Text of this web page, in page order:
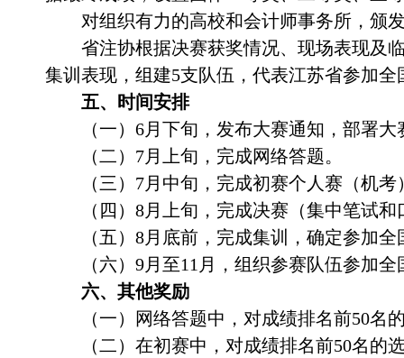
对组织有力的高校和会计师事务所，颁
省注协根据决赛获奖情况、现场表现及
集训表现， 组建5支队伍，代表江苏省参加全
五、时间安排
（一） 6月下旬，发布大赛通知，部署
（二） 7月上旬，完成网络答题。
（三） 7月中旬，完成初赛个人赛（机考
（四） 8月上旬，完成决赛（集中笔试和
（五） 8月底前，完成集训，确定参加全
（六） 9月至11 月，组织参赛队伍参加
六、其他奖励
（一）网络答题中，对成绩排名前50名
（二）在初赛中， 对成绩排名前50名的